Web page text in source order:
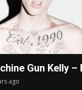
Gun Kelly –
ago